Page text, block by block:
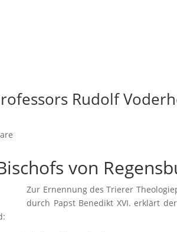
Rudolf
von
Zur Ernennung des Trierer
durch Papst Benedikt XVI. erklärt